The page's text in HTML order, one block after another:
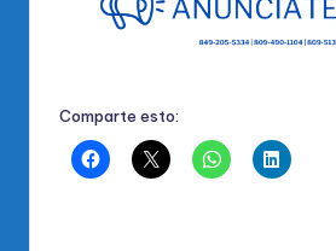
Comparte esto: